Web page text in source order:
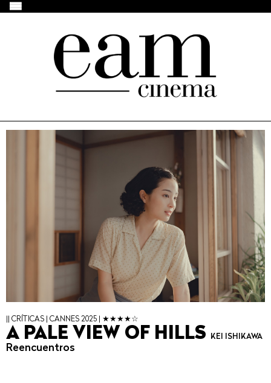
|| CRÍTICAS | CANNES 2025 | ★★★★☆
A PALE VIEW OF HILLS KEI ISHIKAWA
Reencuentros